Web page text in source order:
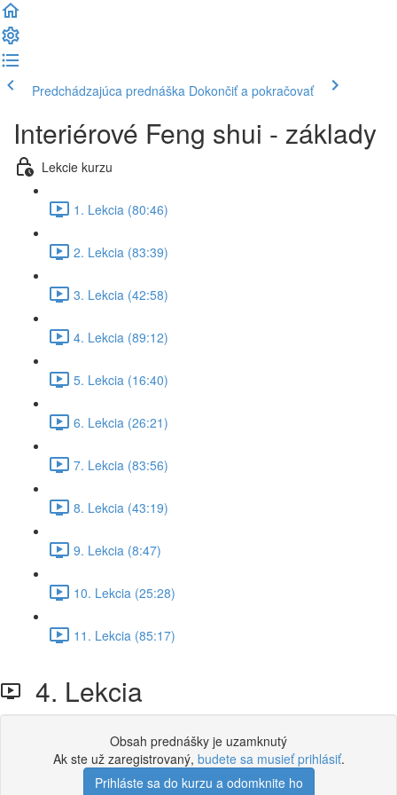
Predchádzajúca prednáška Dokončiť a pokračovať
Interiérové Feng shui - základy
Lekcie kurzu
1. Lekcia (80:46)
2. Lekcia (83:39)
3. Lekcia (42:58)
4. Lekcia (89:12)
5. Lekcia (16:40)
6. Lekcia (26:21)
7. Lekcia (83:56)
8. Lekcia (43:19)
9. Lekcia (8:47)
10. Lekcia (25:28)
11. Lekcia (85:17)
4. Lekcia
Obsah prednášky je uzamknutý
Ak ste už zaregistrovaný, budete sa musieť prihlásiť.
Prihláste sa do kurzu a odomknite ho